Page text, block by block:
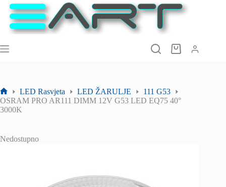
Preskoči
sadržaj
Košarica
Početna
stranica
LED Rasvjeta LED ŽARULJE
111 G53
OSRAM PRO AR111 DIMM 12V G53 LED EQ75 40°
3000K
Nedostupno